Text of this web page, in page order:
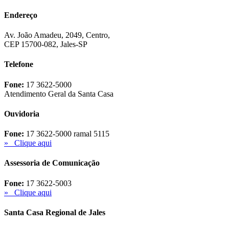
Endereço
Av. João Amadeu, 2049, Centro,
CEP 15700-082, Jales-SP
Telefone
Fone: 17 3622-5000
Atendimento Geral da Santa Casa
Ouvidoria
Fone: 17 3622-5000 ramal 5115
» Clique aqui
Assessoria de Comunicação
Fone: 17 3622-5003
» Clique aqui
Santa Casa Regional de Jales